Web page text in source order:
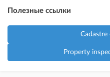
Полезные ссылки
Property